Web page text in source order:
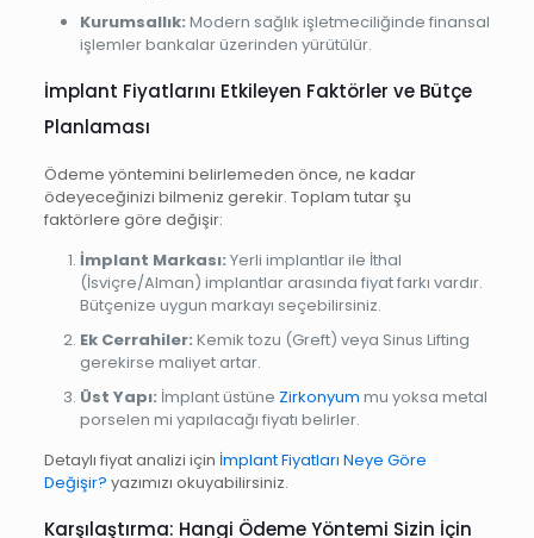
Kurumsallık: Modern sağlık işletmeciliğinde finansal
işlemler bankalar üzerinden yürütülür.
İmplant Fiyatlarını Etkileyen Faktörler ve Bütçe
Planlaması
Ödeme yöntemini belirlemeden önce, ne kadar
ödeyeceğinizi bilmeniz gerekir. Toplam tutar şu
faktörlere göre değişir:
İmplant Markası: Yerli implantlar ile İthal
(İsviçre/Alman) implantlar arasında fiyat farkı vardır.
Bütçenize uygun markayı seçebilirsiniz.
Ek Cerrahiler: Kemik tozu (Greft) veya Sinus Lifting
gerekirse maliyet artar.
Üst Yapı: İmplant üstüne Zirkonyum mu yoksa metal
porselen mi yapılacağı fiyatı belirler.
Detaylı fiyat analizi için İmplant Fiyatları Neye Göre
Değişir? yazımızı okuyabilirsiniz.
Karşılaştırma: Hangi Ödeme Yöntemi Sizin İçin